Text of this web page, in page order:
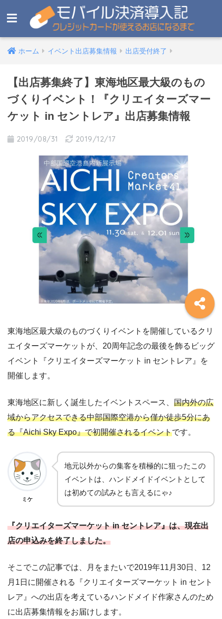
ホーム イベント出店募集情報 出店受付終了
【出店募集終了】東海地区最大級のもの
づくりイベント！『クリエイターズマー
ケット in セントレア』出店募集情報
2019/08/31 2019/12/17
東海地区最大級のものづくりイベントを開催しているクリ
エイターズマーケットが、20周年記念の最後を飾るビッグ
イベント『クリエイターズマーケット in セントレア』を
開催します。
東海地区に新しく誕生したイベントスペース、 国内外の広
域からアクセスできる中部国際空港から僅か徒歩5分にあ
る『Aichi Sky Expo』で初開催されるイベントです。
ミケ
地元以外からの集客を積極的に狙ったこの
イベントは、ハンドメイドイベントとして
は初めての試みとも言えるにゃ♪
『クリエイターズマーケット in セントレア』は、現在出
店の申込みを終了しました。
そこでこの記事では、月をまたいで2019年11月30日、12
月1日に開催される『クリエイターズマーケット in セント
レア』への出店を考えているハンドメイド作家さんのため
に出店募集情報をお届けします。